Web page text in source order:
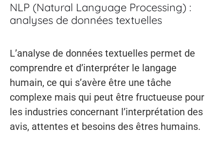
NLP (Natural Language Processing) :
analyses de données textuelles
L’analyse de données textuelles permet de
comprendre et d’interpréter le langage
humain, ce qui s’avère être une tâche
complexe mais qui peut être fructueuse pour
les industries concernant l’interprétation des
avis, attentes et besoins des êtres humains.